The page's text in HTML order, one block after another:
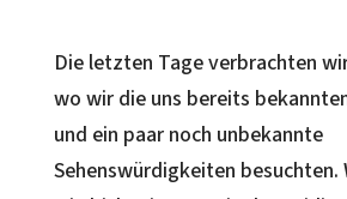
Die letzten Tage verbrachten
wo wir die uns bereits
und ein paar noch unbekannte
Sehenswürdigkeiten besuchten.